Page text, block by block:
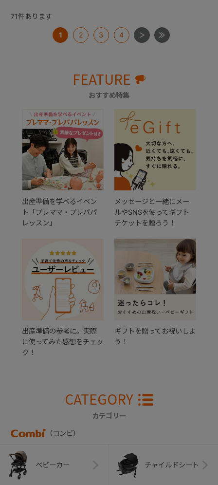
71件あります
1 2 3 4
FEATURE
おすすめ特集
出産準備を学べるイベン
ト「プレママ・プレパパ
レッスン」
メッセージと一緒にメー
ルやSNSを使ってギフト
チケットを贈ろう！
出産準備の参考に。実際
に使ってみた感想をチェッ
ク！
ギフトを贈ってお祝いしよ
う！
CATEGORY
カテゴリー
（コンビ）
ベビーカー チャイルドシート